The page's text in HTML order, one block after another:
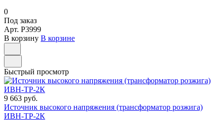
0
Под заказ
Арт. P3999
В корзину В корзине
Быстрый просмотр
9 663 руб.
Источник высокого напряжения (трансформатор розжига)
ИВН-ТР-2К